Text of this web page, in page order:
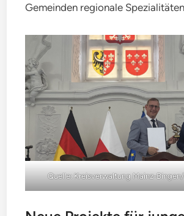
Gemeinden regionale
Quelle: Kreisverwaltung Mainz-